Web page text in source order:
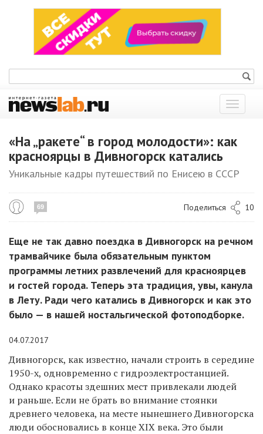
Показать
меню
«На „ракете“ в город молодости»: как
красноярцы в Дивногорск катались
Уникальные кадры путешествий по Енисею в СССР
69 Поделиться 10
Еще не так давно поездка в Дивногорск на речном
трамвайчике была обязательным пунктом
программы летних развлечений для красноярцев
и гостей города. Теперь эта традиция, увы, канула
в Лету. Ради чего катались в Дивногорск и как это
было — в нашей ностальгической фотоподборке.
04.07.2017
Дивногорск, как известно, начали строить в середине
1950-х, одновременно с гидроэлектростанцией.
Однако красоты здешних мест привлекали людей
и раньше. Если не брать во внимание стоянки
древнего человека, на месте нынешнего Дивногорска
люди обосновались в концеXIX века. Это были